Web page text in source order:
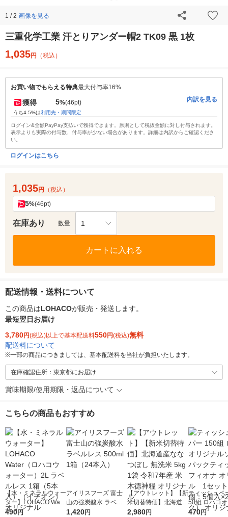
1 / 2 画像を見る
三重化学工業 汗とりアンダー帽2 TK09 黒 1枚
1,035円 （税込）
お買い物でもらえる特典最大付与率16%
獲得 5%(46pt)
うち4.5%は利用先・期間限定
内訳を見る
ログイン&全額PayPay支払いで獲得できます。原則として税抜金額に対し付与されます。
表示よりも実際の付与数、付与率が少ない場合があります。詳細は内訳からご確認くださ
い。
ログインはこちら
1,035円 （税込）
5%(46pt)
在庫あり 数量 1
カートに入れる
配送情報・送料について
この商品はLOHACOが販売・発送します。
最短翌日お届け
3,780円(税込)以上で基本配送料550円(税込)無料
配送料について
※一部の商品につきましては、基本配送料を当社が負担いたします。
在庫確認住所：東京都にお届け
賞味期限/使用期限・返品について
こちらの商品もおすすめ
【水・ミネラルウォー
ター】LOHACO Wate
r（ロハコウォータ
490円
アイリスフーズ 富士
山の強炭酸水 ラベル
レス 500ml 1箱（24
1,420円
【アウトレット】【新
米切替特価】北海道産
ななつぼし 無洗米 5k
2,980円
ティッシュペ
50組 ロハコ
ルソフトパッ
470円